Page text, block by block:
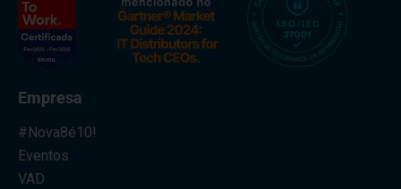
Empresa
#Nova8é10!
Eventos
VAD